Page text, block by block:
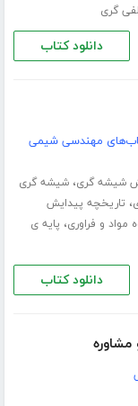
گری
دانلود کتاب
مهندسی شیمی
شیشه گری،شیشه گری
، تاریخچه پیدایش
مواد و فراوری، پایه ی
دانلود کتاب